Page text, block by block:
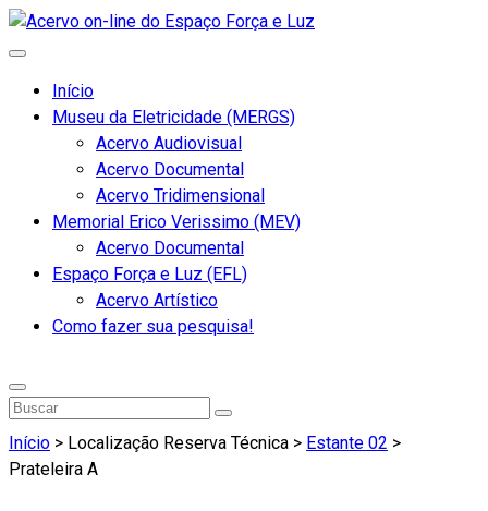
Início
Museu da Eletricidade (MERGS)
Acervo Audiovisual
Acervo Documental
Acervo Tridimensional
Memorial Erico Verissimo (MEV)
Acervo Documental
Espaço Força e Luz (EFL)
Acervo Artístico
Como fazer sua pesquisa!
Início > Localização Reserva Técnica > Estante 02 >
Prateleira A